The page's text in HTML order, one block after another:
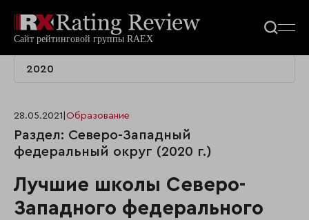
2020
28.05.2021 Образование
Раздел: Северо-Западный
федеральный округ (2020 г.)
Лучшие школы Северо-
Западного федерального